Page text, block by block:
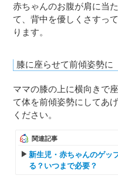
赤ちゃんのお腹が肩に当
て、背中を優しくさすっ
ります。
膝に座らせて前傾姿勢に
ママの膝の上に横向きで
て体を前傾姿勢にしてあ
ください。
関連記事
新生児・赤ちゃんのゲッ
る？いつまで必要？